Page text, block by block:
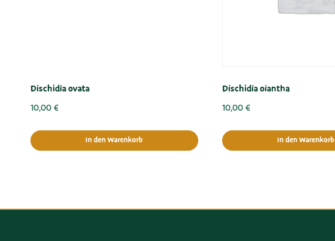
Dischidia ovata
10,00 €
In den Warenkorb
Dischidia oiantha
10,00 €
In den Warenkorb